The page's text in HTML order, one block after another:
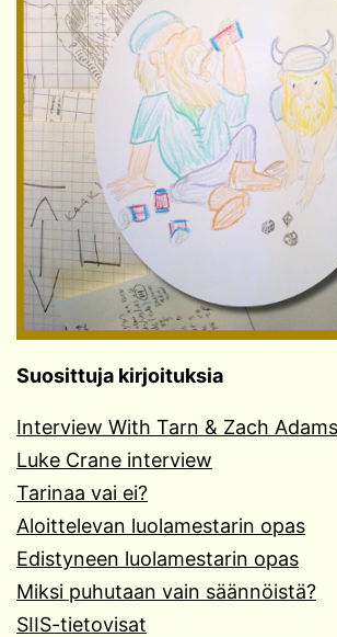
Suosittuja kirjoituksia
Interview With Tarn & Zach Adams
Luke Crane interview
Tarinaa vai ei?
Aloittelevan luolamestarin opas
Edistyneen luolamestarin opas
Miksi puhutaan vain säännöistä?
SIIS-tietovisat